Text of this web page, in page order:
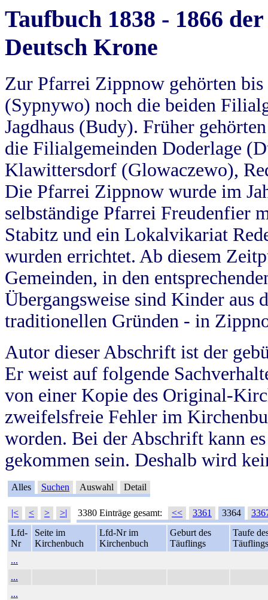
Taufbuch 1838 - 1866
Deutsch Krone
Zur Pfarrei Zippnow gehörten
(Sypnywo) noch die beiden
Jagdhaus (Budy). Früher
die Filialgemeinden Doderlage
Klawittersdorf (Glowaczewo),
Die Pfarrei Zippnow wurde im
selbständige Pfarrei Freudenfier
Stabitz und ein Lokalvikariat
wurden errichtet. Ab diesem
Gemeinden, in den
Übergangsweise sind Kinder aus
traditionellen Gründen - in
Autor dieser Abschrift ist der
Er weist auf folgende
von einer Kopie des Original-
zweifelsfreie Fehler im
worden. Bei der Abschrift kann
gekommen sein. Deshalb wird
Alles Suchen Auswahl Detail
|< < > >| 3380 Einträge gesamt: << 3361 3364
Lfd-
Nr
Seite im
Kirchenbuch
Lfd-Nr im
Kirchenbuch
Geburt des
Täuflings
Taufe
Täuflings
...
...
...